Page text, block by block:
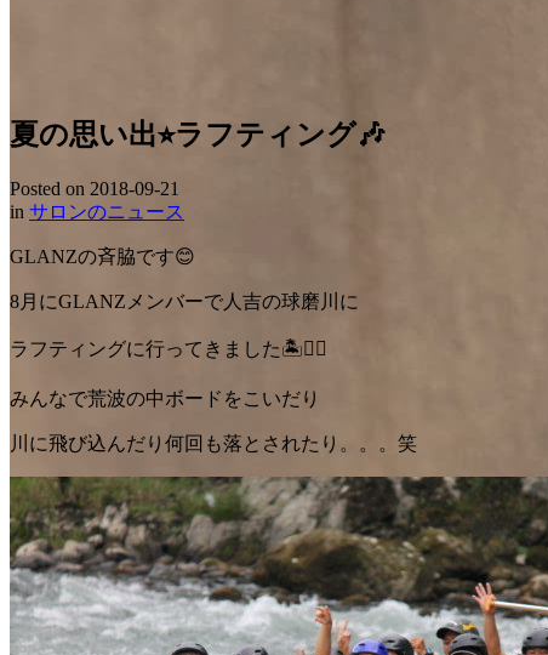
夏の思い出⭐︎ラフティング🎶
Posted on 2018-09-21
in サロンのニュース
GLANZの斉脇です😊
8月にGLANZメンバーで人吉の球磨川に
ラフティングに行ってきました🏝🚣‍♀️
みんなで荒波の中ボードをこいだり
川に飛び込んだり何回も落とされたり。。。笑